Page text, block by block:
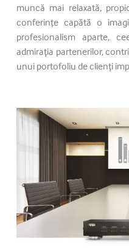
muncă mai relaxată,
conferințe capătă o
profesionalism aparte,
admiraţia partenerilor,
unui portofoliu de clienţi